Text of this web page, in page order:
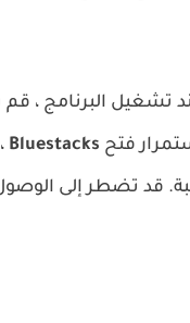
تشغيل البرنامج ،
فتح Bluestacks
قد تضطر إلى